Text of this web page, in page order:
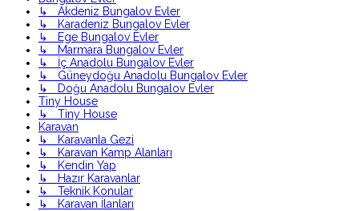
↳ Akdeniz Bungalov Evler
↳ Karadeniz Bungalov Evler
↳ Ege Bungalov Evler
↳ Marmara Bungalov Evler
↳ İç Anadolu Bungalov Evler
↳ Güneydoğu Anadolu Bungalov Evler
↳ Doğu Anadolu Bungalov Evler
Tiny House
↳ Tiny House
Karavan
↳ Karavanla Gezi
↳ Karavan Kamp Alanları
↳ Kendin Yap
↳ Hazır Karavanlar
↳ Teknik Konular
↳ Karavan İlanları